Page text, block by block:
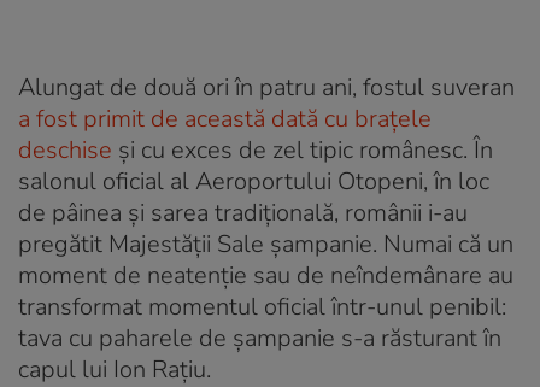
Alungat de două ori în patru ani, fostul suveran
a fost primit de această dată cu brațele
deschise și cu exces de zel tipic românesc. În
salonul oficial al Aeroportului Otopeni, în loc
de pâinea și sarea tradițională, românii i-au
pregătit Majestății Sale șampanie. Numai că un
moment de neatenție sau de neîndemânare au
transformat momentul oficial într-unul penibil:
tava cu paharele de șampanie s-a răsturant în
capul lui Ion Rațiu.